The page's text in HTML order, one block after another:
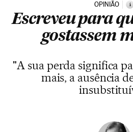
OPINIÃO i
Escreveu para
gostassem
"A sua perda significa
mais, a ausência